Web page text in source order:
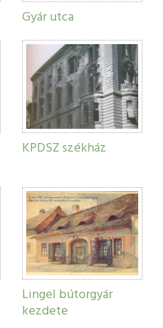
Gyár utca
KPDSZ székház
Lingel bútorgyár
kezdete